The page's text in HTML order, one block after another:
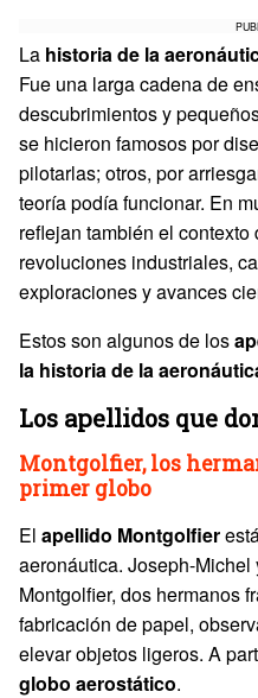
La historia de la
Fue una larga cadena de
descubrimientos y
se hicieron famosos por
pilotarlas; otros, por
teoría podía funcionar. En
reflejan también el contexto
revoluciones industriales,
exploraciones y avances
Estos son algunos de los
la historia de la
Los apellidos que
Montgolfier, los
primer globo
El apellido Montgolfier
aeronáutica. Joseph-
Montgolfier, dos hermanos
fabricación de papel,
elevar objetos ligeros. A
globo aerostático.